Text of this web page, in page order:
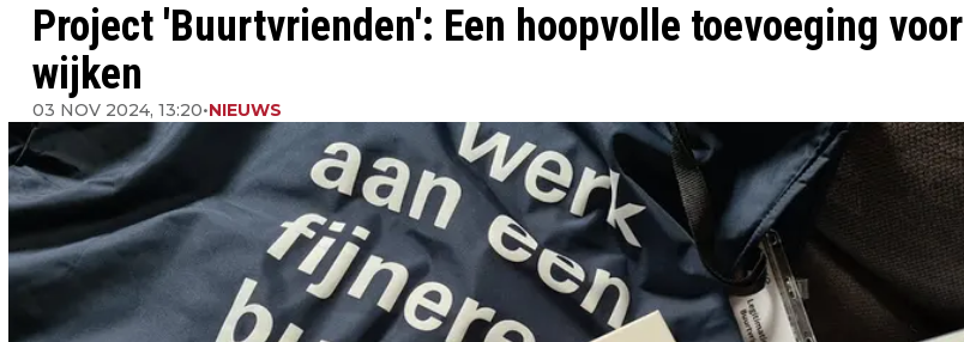
Project 'Buurtvrienden': Een hoopvolle toevoeging voor
wijken
03 NOV 2024, 13:20•NIEUWS